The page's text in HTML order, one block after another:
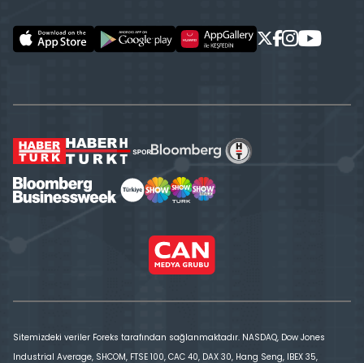
Sitemizdeki veriler Foreks tarafından sağlanmaktadır. NASDAQ, Dow Jones
Industrial Average, SHCOM, FTSE 100, CAC 40, DAX 30, Hang Seng, IBEX 35,